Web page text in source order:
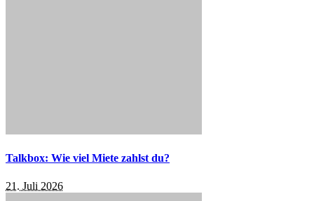
Talkbox: Wie viel Miete zahlst du?
21. Juli 2026